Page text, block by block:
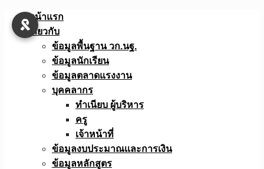
Skip
หน้าแรก
เกี่ยวกับ
ข้อมูลพื้นฐาน วก.นฐ.
ข้อมูลนักเรียน
ข้อมูลตลาดแรงงาน
บุคคลากร
ทำเนียบ ผู้บริหาร
ครู
เจ้าหน้าที่
ข้อมูลงบประมาณเเละการเงิน
ข้อมูลหลักสูตร